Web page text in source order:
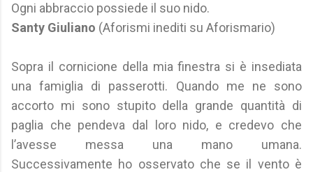
Ogni abbraccio possiede il suo nido.
Santy Giuliano (Aforismi inediti su Aforismario)
Sopra il cornicione della mia finestra si è insediata
una famiglia di passerotti. Quando me ne sono
accorto mi sono stupito della grande quantità di
paglia che pendeva dal loro nido, e credevo che
l’avesse messa una mano umana.
Successivamente ho osservato che se il vento è